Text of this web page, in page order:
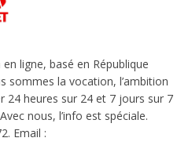
ligne, basé en République
sommes la vocation, l’ambition
24 heures sur 24 et 7 jours sur 7
nous, l’info est spéciale.
Email :